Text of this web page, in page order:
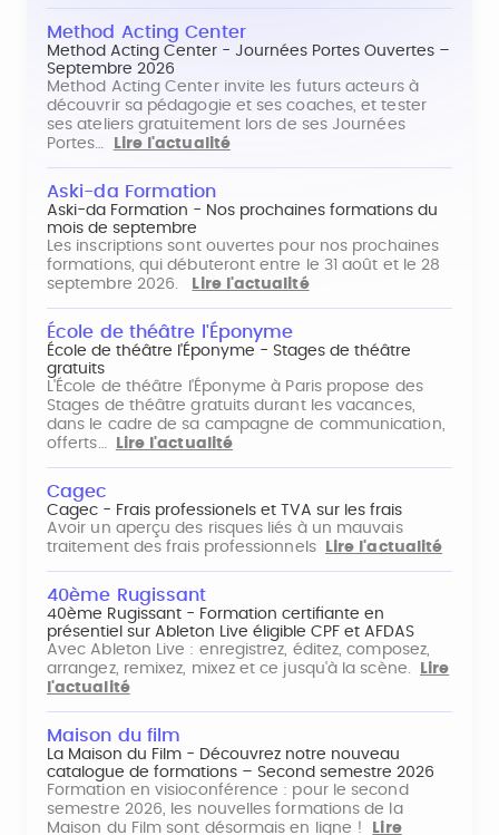
Method Acting Center
Method Acting Center - Journées Portes Ouvertes –
Septembre 2026
Method Acting Center invite les futurs acteurs à
découvrir sa pédagogie et ses coaches, et tester
ses ateliers gratuitement lors de ses Journées
Portes…
Lire l'actualité
Aski-da Formation
Aski-da Formation - Nos prochaines formations du
mois de septembre
Les inscriptions sont ouvertes pour nos prochaines
formations, qui débuteront entre le 31 août et le 28
septembre 2026.
Lire l'actualité
École de théâtre l'Éponyme
École de théâtre l'Éponyme - Stages de théâtre
gratuits
L'École de théâtre l'Éponyme à Paris propose des
Stages de théâtre gratuits durant les vacances,
dans le cadre de sa campagne de communication,
offerts…
Lire l'actualité
Cagec
Cagec - Frais professionels et TVA sur les frais
Avoir un aperçu des risques liés à un mauvais
traitement des frais professionnels
Lire l'actualité
40ème Rugissant
40ème Rugissant - Formation certifiante en
présentiel sur Ableton Live éligible CPF et AFDAS
Avec Ableton Live : enregistrez, éditez, composez,
arrangez, remixez, mixez et ce jusqu'à la scène.
Lire
l'actualité
Maison du film
La Maison du Film - Découvrez notre nouveau
catalogue de formations – Second semestre 2026
Formation en visioconférence : pour le second
semestre 2026, les nouvelles formations de la
Maison du Film sont désormais en ligne !
Lire